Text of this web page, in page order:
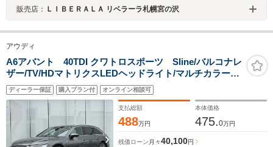
販売店： ＬＩＢＥＲＡＬＡ リベラーラ札幌宮の沢
アウディ
A6アバント 40TDI クワトロスポーツ Sline/バルコナレ
ザー/TV/HDマトリクスLEDヘッドライト/マルチカラーア
ンビエントライト/オプションホイール(Audi Sport)/パワ
ークロージング/ワイヤレスチャージング/
ディーラー保証 購入プラン付 オンライン相談可
支払総額
488万円
本体価格
475.0万円
残価ローン 月々40,100円